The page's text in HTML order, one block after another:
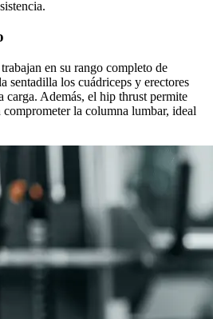
en su rango completo de
sentadilla los cuádriceps y erectores
carga. Además, el hip thrust permite
comprometer la columna lumbar, ideal